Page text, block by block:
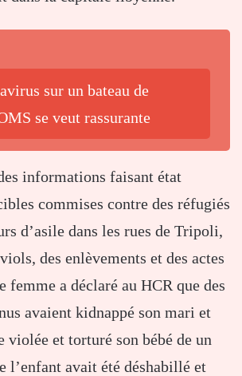
sur un bateau de
se veut rassurante
informations faisant état
commises contre des réfugiés
d’asile dans les rues de Tripoli,
des enlèvements et des actes
femme a déclaré au HCR que des
avaient kidnappé son mari et
violée et torturé son bébé de un
l’enfant avait été déshabillé et